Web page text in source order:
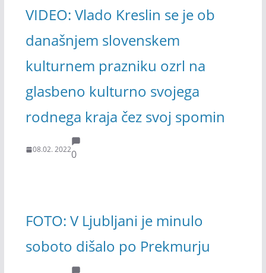
VIDEO: Vlado Kreslin se je ob
današnjem slovenskem
kulturnem prazniku ozrl na
glasbeno kulturno svojega
rodnega kraja čez svoj spomin
08.02. 20220
FOTO: V Ljubljani je minulo
soboto dišalo po Prekmurju